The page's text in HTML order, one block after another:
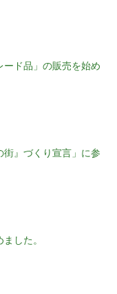
ド品」の販売を始め
』づくり宣言」に参
した。